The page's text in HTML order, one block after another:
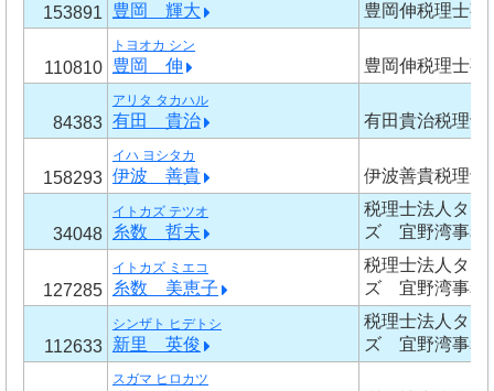
153891 豊岡 輝大 豊岡伸税理士事
110810
トヨオカ シン
豊岡 伸 豊岡伸税理士事
84383
アリタ タカハル
有田 貴治 有田貴治税理士
158293
イハ ヨシタカ
伊波 善貴 伊波善貴税理士
34048
イトカズ テツオ
糸数 哲夫
税理士法人タッ
ズ 宜野湾事務
127285
イトカズ ミエコ
糸数 美恵子
税理士法人タッ
ズ 宜野湾事務
112633
シンザト ヒデトシ
新里 英俊
税理士法人タッ
ズ 宜野湾事務
スガマ ヒロカツ